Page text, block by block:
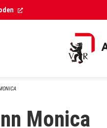
(External Link)
Monica